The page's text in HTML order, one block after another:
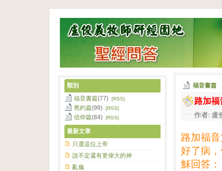
福音書篇
路加
作者: 盧
路加福
好了病
穌回答
類別
福音書篇(77) [RSS]
舊約篇(99) [RSS]
信仰篇(84) [RSS]
最新文章
只選這位上帝
說不定還有更偉大的神
亂倫